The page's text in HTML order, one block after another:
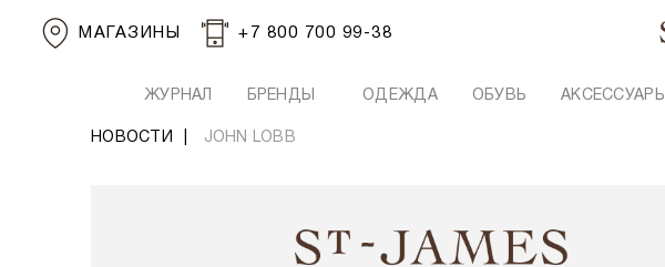
МАГАЗИНЫ +7 800 700 99-38
ЖУРНАЛ БРЕНДЫ ОДЕЖДА ОБУВЬ АКСЕССУАРЫ
НОВОСТИ JOHN LOBB